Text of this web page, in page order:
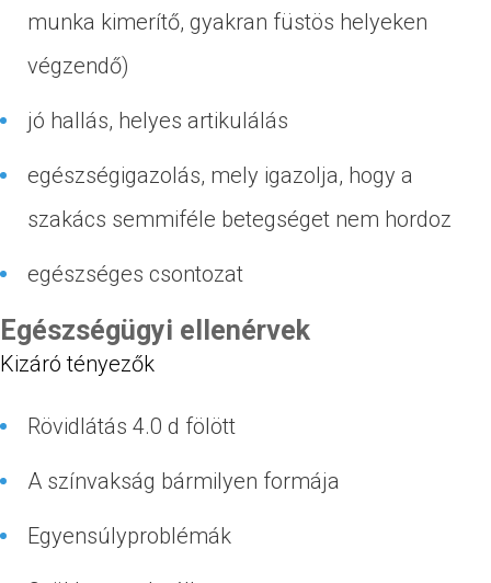
munka kimerítő, gyakran füstös helyeken
végzendő)
jó hallás, helyes artikulálás
egészségigazolás, mely igazolja, hogy a
szakács semmiféle betegséget nem hordoz
egészséges csontozat
Egészségügyi ellenérvek
Kizáró tényezők
Rövidlátás 4.0 d fölött
A színvakság bármilyen formája
Egyensúlyproblémák